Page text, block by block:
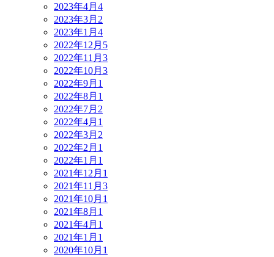
2023年4月 4
2023年3月 2
2023年1月 4
2022年12月 5
2022年11月 3
2022年10月 3
2022年9月 1
2022年8月 1
2022年7月 2
2022年4月 1
2022年3月 2
2022年2月 1
2022年1月 1
2021年12月 1
2021年11月 3
2021年10月 1
2021年8月 1
2021年4月 1
2021年1月 1
2020年10月 1